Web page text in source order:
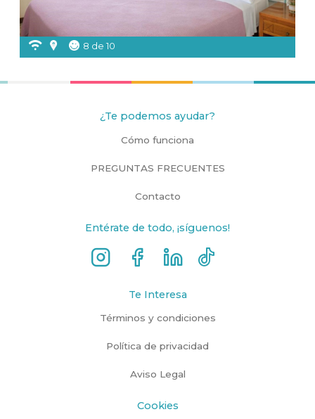
8 de 10
¿Te podemos ayudar?
Cómo funciona
PREGUNTAS FRECUENTES
Contacto
Entérate de todo, ¡síguenos!
Te Interesa
Términos y condiciones
Política de privacidad
Aviso Legal
Cookies